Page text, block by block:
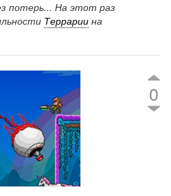
потерь... На этот раз
Террарии на
0